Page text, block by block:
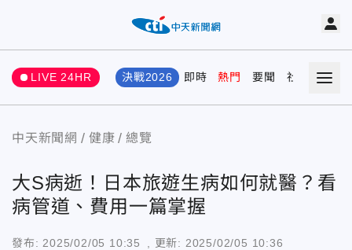
LIVE 24HR 決戰2026 即時 熱門 要聞 社會 娛樂
中天新聞網 健康 總覽
大S病逝！日本旅遊生病如何就醫？看
病管道、費用一篇掌握
發布: 2025/02/05 10:35 , 更新: 2025/02/05 10:36